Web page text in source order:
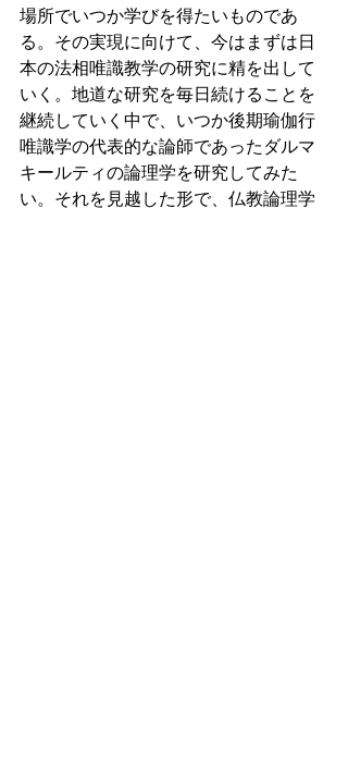
場所でいつか学びを得たいものであ
る。その実現に向けて、今はまずは日
本の法相唯識教学の研究に精を出して
いく。地道な研究を毎日続けることを
継続していく中で、いつか後期瑜伽行
唯識学の代表的な論師であったダルマ
キールティの論理学を研究してみた
い。それを見越した形で、仏教論理学